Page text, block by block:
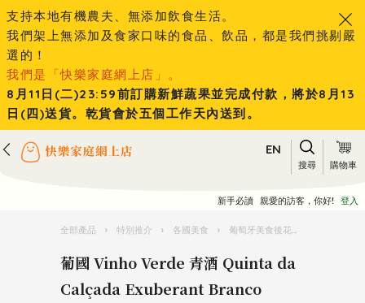
支持本地有機農夫、無添加飲食生活。
我們架上無添加及食家口味的食品、飲品，都是我們挑剔嚴
選的！
我們是「快樂家庭網上店」。
8月11日(二)23:59前訂購新鮮蔬果並完成付款，將於8月13
日(四)送貨。乾貨會於五個工作天內送到。
EN
搜尋 購物車
新手必讀 親愛的訪客，你好! 登入
全部產品 › 特別推介 › 各國美食 › 葡萄牙美食後花園
葡國 Vinho Verde 青酒 Quinta da
Calçada Exuberant Branco